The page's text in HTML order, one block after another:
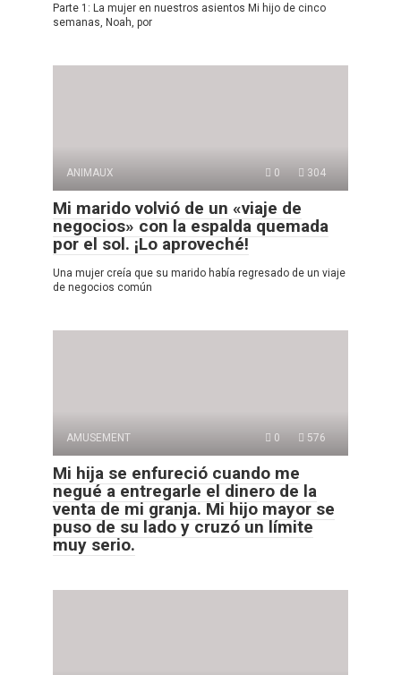
Parte 1: La mujer en nuestros asientos Mi hijo de cinco
semanas, Noah, por
ANIMAUX 0 304
Mi marido volvió de un «viaje de
negocios» con la espalda quemada
por el sol. ¡Lo aproveché!
Una mujer creía que su marido había regresado de un viaje
de negocios común
AMUSEMENT 0 576
Mi hija se enfureció cuando me
negué a entregarle el dinero de la
venta de mi granja. Mi hijo mayor se
puso de su lado y cruzó un límite
muy serio.